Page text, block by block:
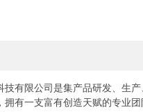
技有限公司是集产品研发、生
拥有一支富有创造天赋的专业